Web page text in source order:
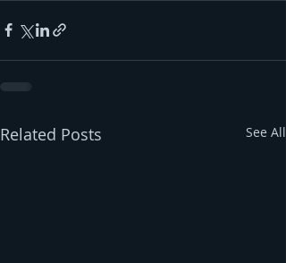
Related Posts See All